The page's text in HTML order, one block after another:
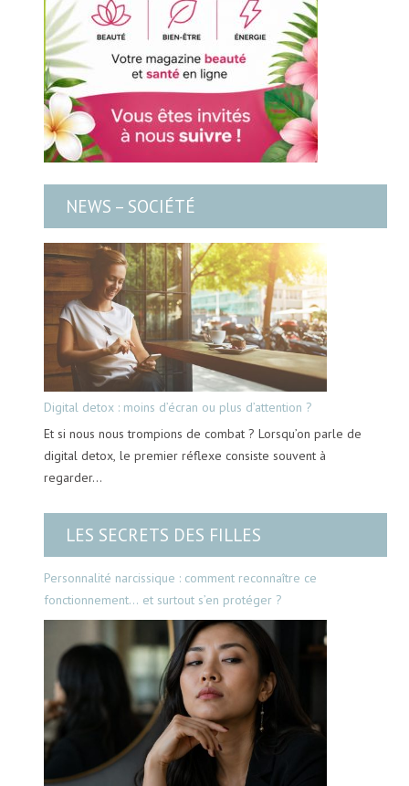
NEWS – SOCIÉTÉ
Digital detox : moins d’écran ou plus d’attention ?
Et si nous nous trompions de combat ? Lorsqu’on parle de
digital detox, le premier réflexe consiste souvent à
regarder…
LES SECRETS DES FILLES
Personnalité narcissique : comment reconnaître ce
fonctionnement… et surtout s’en protéger ?